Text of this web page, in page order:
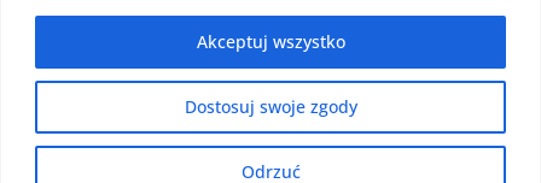
Dostosuj swoje zgody
Odrzuć
Akceptuj wszystko
Copyright 2024 EcoAngel | ProjektPatrycja Ługiewicz